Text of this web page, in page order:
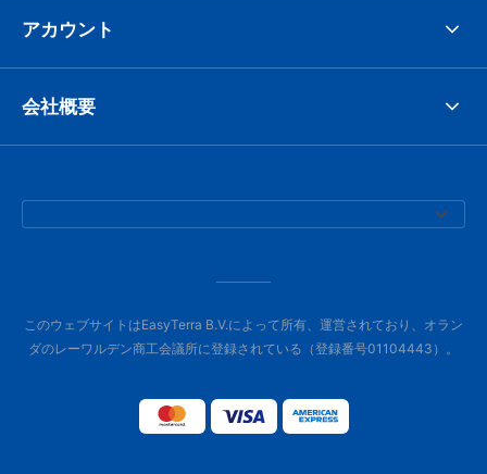
アカウント
会社概要
このウェブサイトはEasyTerra B.V.によって所有、運営されており、オラン
ダのレーワルデン商工会議所に登録されている（登録番号01104443）。